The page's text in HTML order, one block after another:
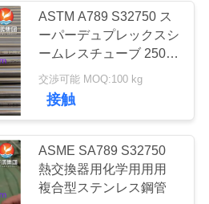
の管
ASTM A789 S32750 ス
ーパーデュプレックスシ
ームレスチューブ 2507
デュプレックス鋼管 オ
イル&ガス用
交渉可能 MOQ:100 kg
接触
ASME SA789 S32750
熱交換器用化学用用用
複合型ステンレス鋼管